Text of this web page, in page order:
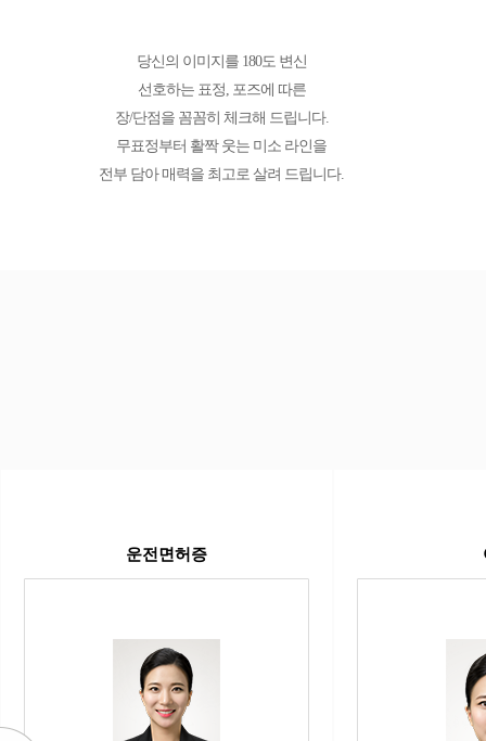
당신의 이미지를 180도 변신
선호하는 표정, 포즈에 따른
장/단점을 꼼꼼히 체크해 드립니다.
무표정부터 활짝 웃는 미소 라인을
전부 담아 매력을 최고로 살려 드립니다.
운전면허증